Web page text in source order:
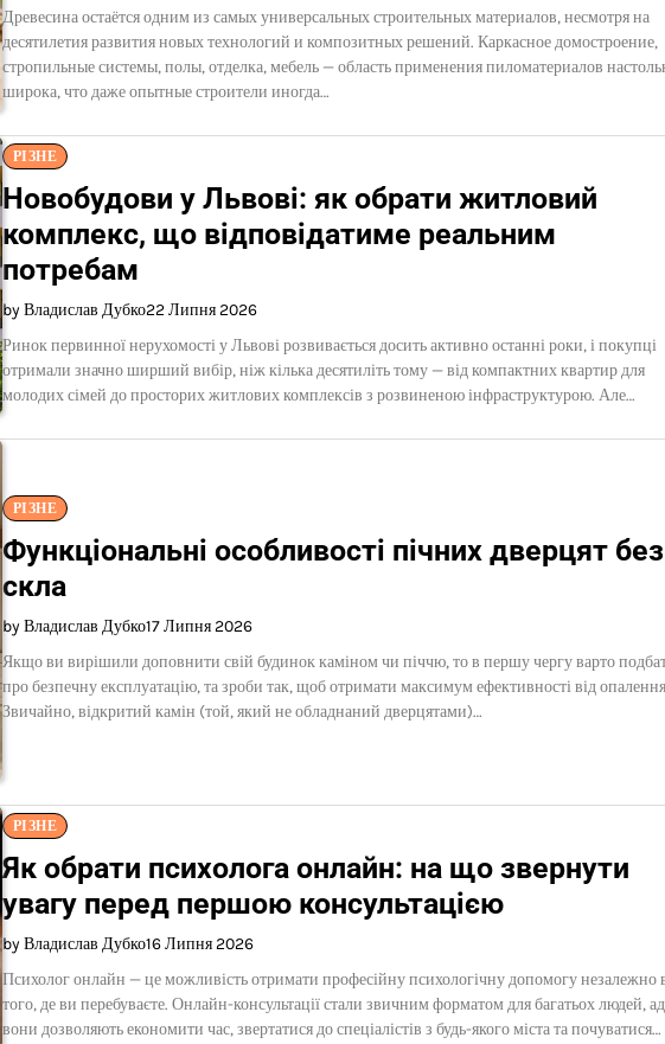
Древесина остаётся одним из самых универсальных строительных материалов, несмотря на
десятилетия развития новых технологий и композитных решений. Каркасное домостроение,
стропильные системы, полы, отделка, мебель — область применения пиломатериалов
широка, что даже опытные строители иногда…
РІЗНЕ
Новобудови у Львові: як обрати житловий
комплекс, що відповідатиме реальним
потребам
by Владислав Дубко22 Липня 2026
Ринок первинної нерухомості у Львові розвивається досить активно останні роки, і покупці
отримали значно ширший вибір, ніж кілька десятиліть тому — від компактних квартир для
молодих сімей до просторих житлових комплексів з розвиненою інфраструктурою. Але…
РІЗНЕ
Функціональні особливості пічних дверцят без
скла
by Владислав Дубко17 Липня 2026
Якщо ви вирішили доповнити свій будинок каміном чи піччю, то в першу чергу варто
про безпечну експлуатацію, та зроби так, щоб отримати максимум ефективності від
Звичайно, відкритий камін (той, який не обладнаний дверцятами)…
РІЗНЕ
Як обрати психолога онлайн: на що звернути
увагу перед першою консультацією
by Владислав Дубко16 Липня 2026
Психолог онлайн — це можливість отримати професійну психологічну допомогу незалежно
того, де ви перебуваєте. Онлайн-консультації стали звичним форматом для багатьох людей,
вони дозволяють економити час, звертатися до спеціалістів з будь-якого міста та почуватися…